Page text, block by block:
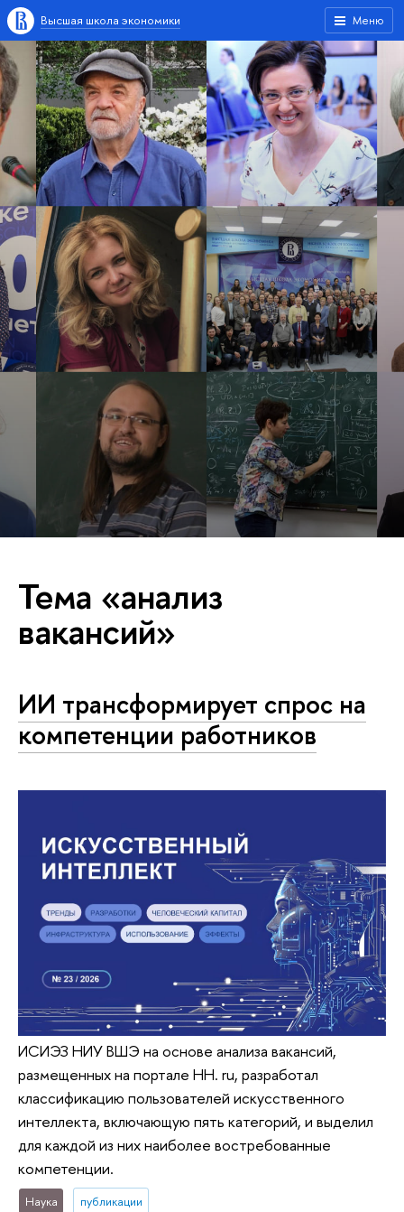
Меню
Высшая школа экономики
Тема «анализ
вакансий»
ИИ трансформирует спрос на
компетенции работников
ИСИЭЗ НИУ ВШЭ на основе анализа вакансий,
размещенных на портале HH. ru, разработал
классификацию пользователей искусственного
интеллекта, включающую пять категорий, и выделил
для каждой из них наиболее востребованные
компетенции.
Наука публикации